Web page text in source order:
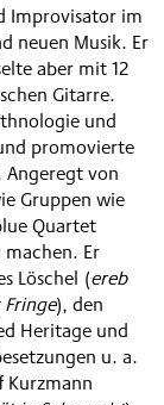
Improvisator im
neuen Musik. Er
aber mit 12
Gitarre.
und
promovierte
Angeregt von
Gruppen wie
Quartet
machen. Er
Löschel (ereb
), den
Heritage und
u. a.
Kurzmann